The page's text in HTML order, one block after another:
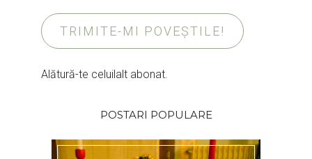
TRIMITE-MI POVEȘTILE!
Alătură-te celuilalt abonat.
POSTARI POPULARE